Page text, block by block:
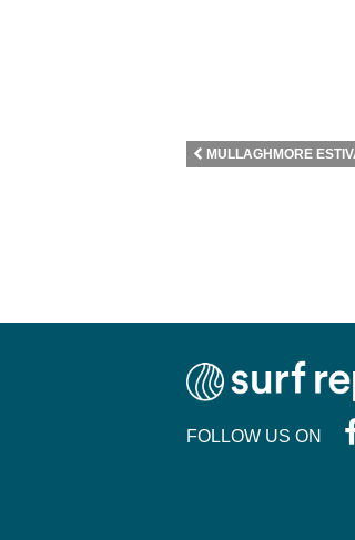
MULLAGHMORE
FOLLOW US ON